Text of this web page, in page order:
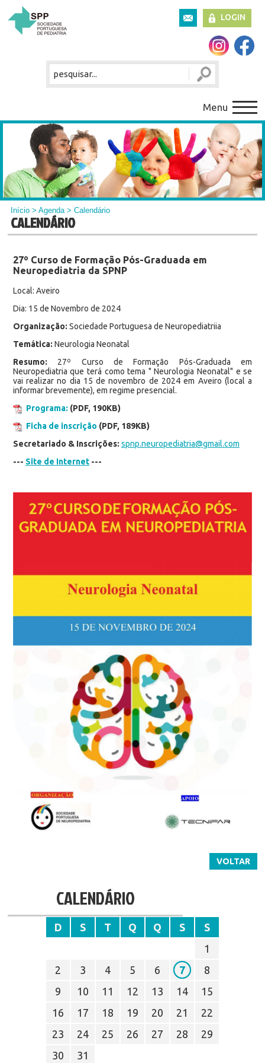
LOGIN
Menu
Início >Agenda> Calendário
CALENDÁRIO
27º Curso de Formação Pós-Graduada em
Neuropediatria da SPNP
Local: Aveiro
Dia: 15 de Novembro de 2024
Organização: Sociedade Portuguesa de Neuropediatriia
Temática: Neurologia Neonatal
Resumo: 27º Curso de Formação Pós-Graduada em
Neuropediatria que terá como tema " Neurologia Neonatal" e se
vai realizar no dia 15 de novembro de 2024 em Aveiro (local a
informar brevemente), em regime presencial.
Programa: (PDF, 190KB)
Ficha de inscrição (PDF, 189KB)
Secretariado & Inscrições: spnp.neuropediatria@gmail.com
--- Site de Internet---
VOLTAR
CALENDÁRIO
D S T Q Q S
S
1
2
3 4 5 6 7
8
9
10 11 12 13 14
15
16
17 18 19 20 21
22
23
24 25 26 27 28
29
30
31